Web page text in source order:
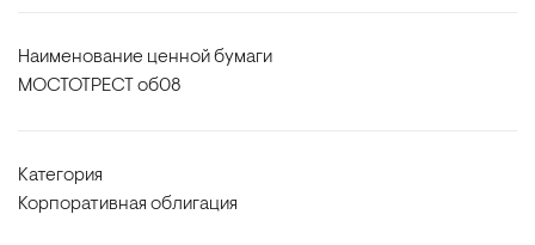
Наименование ценной бумаги
МОСТОТРЕСТ об08
Категория
Корпоративная облигация